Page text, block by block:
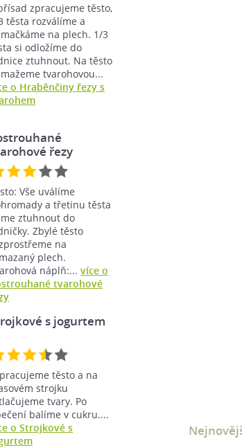
zpracujeme těsto,
těsta rozválíme a
na plech. 1/3
si odložíme do
ztuhnout. Na těsto
tvarohovou...
o Hraběnčiny řezy s
řezy
Vše uválíme
a třetinu těsta
ztuhnout do
Zbylé těsto
na
plech.
náplň:... více o
tvarohové
s jogurtem
těsto a na
strojku
tvary. Po
balíme v cukru....
o Strojkové s